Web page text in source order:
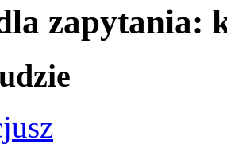
zapytania: